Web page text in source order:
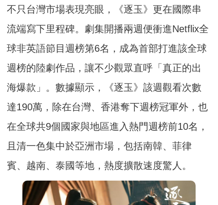
不只台灣市場表現亮眼，《逐玉》更在國際串
流端寫下里程碑。劇集開播兩週便衝進Netflix全
球非英語節目週榜第6名，成為首部打進該全球
週榜的陸劇作品，讓不少觀眾直呼「真正的出
海爆款」。數據顯示，《逐玉》該週觀看次數
達190萬，除在台灣、香港奪下週榜冠軍外，也
在全球共9個國家與地區進入熱門週榜前10名，
且清一色集中於亞洲市場，包括南韓、菲律
賓、越南、泰國等地，熱度擴散速度驚人。